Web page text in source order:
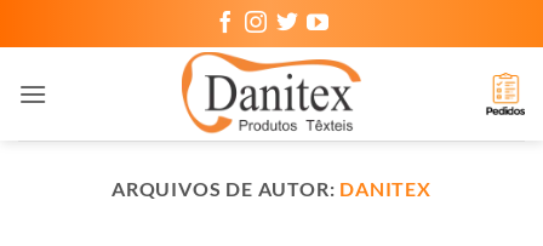
to
ARQUIVOS DE AUTOR: DANITEX